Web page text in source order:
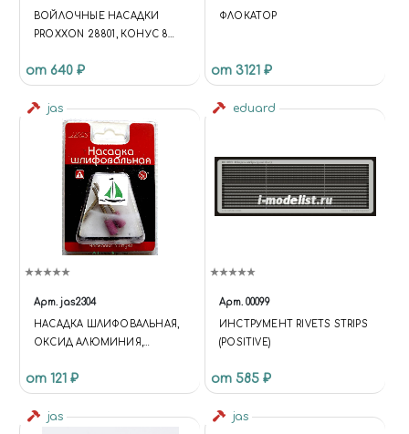
ВОЙЛОЧНЫЕ НАСАДКИ
PROXXON 28801, КОНУС 8
от 640 ₽
ФЛОКАТОР
от 3121 ₽
jas
Арт. jas2304
НАСАДКА ШЛИФОВАЛЬНАЯ,
ОКСИД АЛЮМИНИЯ,
БЛИСТЕРЕ, 3 ШТ.
от 121 ₽
eduard
Арт. 00099
ИНСТРУМЕНТ RIVETS STRIPS
(POSITIVE)
от 585 ₽
jas jas